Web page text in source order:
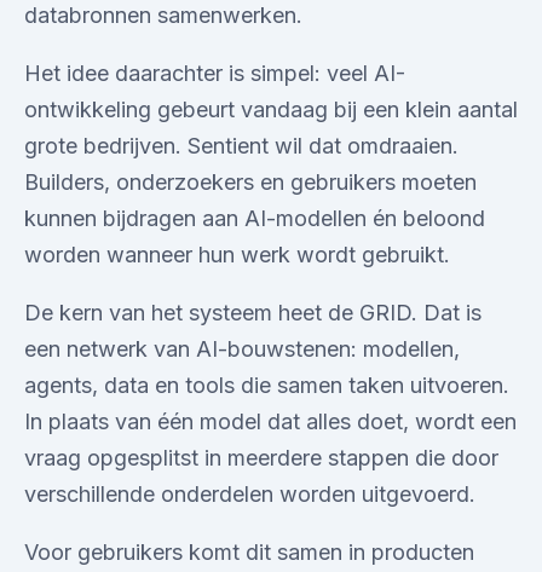
databronnen samenwerken.
Het idee daarachter is simpel: veel AI-
ontwikkeling gebeurt vandaag bij een klein aantal
grote bedrijven. Sentient wil dat omdraaien.
Builders, onderzoekers en gebruikers moeten
kunnen bijdragen aan AI-modellen én beloond
worden wanneer hun werk wordt gebruikt.
De kern van het systeem heet de GRID. Dat is
een netwerk van AI-bouwstenen: modellen,
agents, data en tools die samen taken uitvoeren.
In plaats van één model dat alles doet, wordt een
vraag opgesplitst in meerdere stappen die door
verschillende onderdelen worden uitgevoerd.
Voor gebruikers komt dit samen in producten